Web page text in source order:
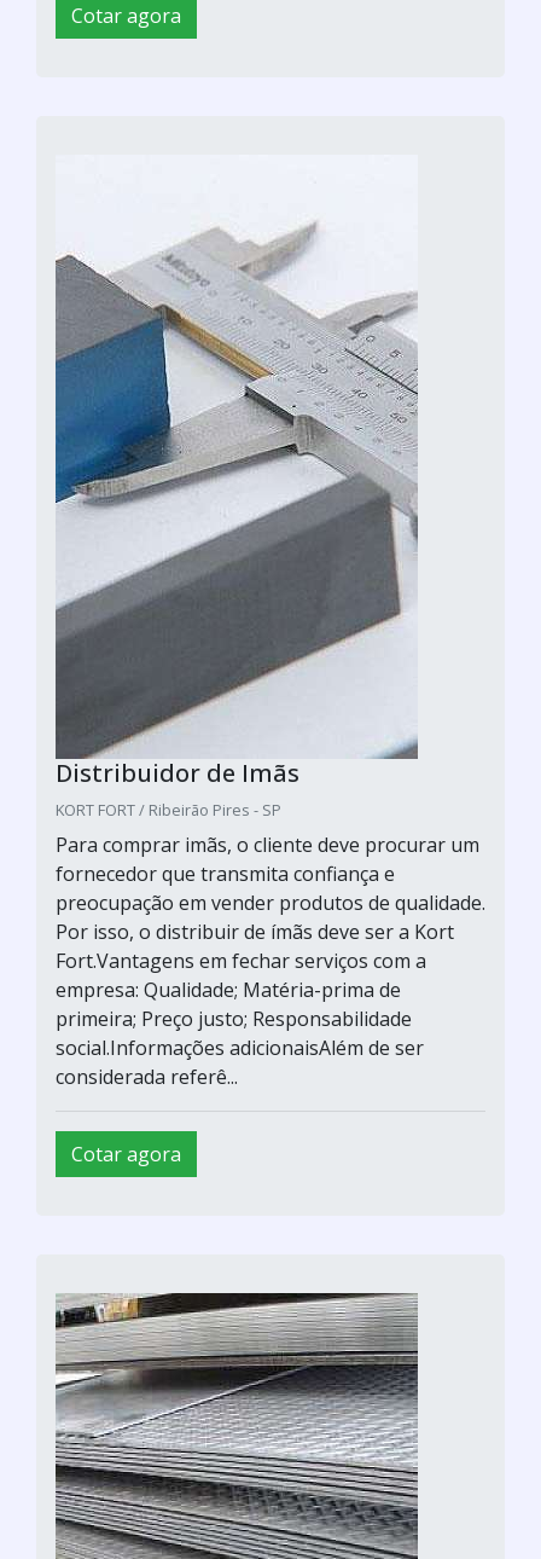
Cotar agora
Distribuidor de Imãs
KORT FORT / Ribeirão Pires - SP
Para comprar imãs, o cliente deve procurar um
fornecedor que transmita confiança e
preocupação em vender produtos de qualidade.
Por isso, o distribuir de ímãs deve ser a Kort
Fort.Vantagens em fechar serviços com a
empresa: Qualidade; Matéria-prima de
primeira; Preço justo; Responsabilidade
social.Informações adicionaisAlém de ser
considerada referê...
Cotar agora